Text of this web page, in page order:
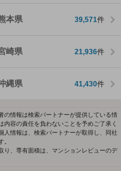
本県 39,571件
崎県 21,936件
縄県 41,430件
の情報は検索パートナーが提供している情
容の責任を負わないことを予めご了承く
人情報は、検索パートナーが取得し、同社
り、専有面積は、マンションレビューのデ